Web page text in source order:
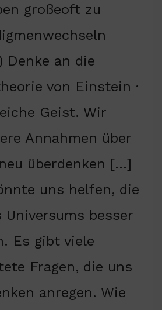
großeoft zu
an die
von Einstein ·
Geist. Wir
Annahmen über
überdenken […]
uns helfen, die
besser
Es gibt viele
Fragen, die uns
anregen. Wie